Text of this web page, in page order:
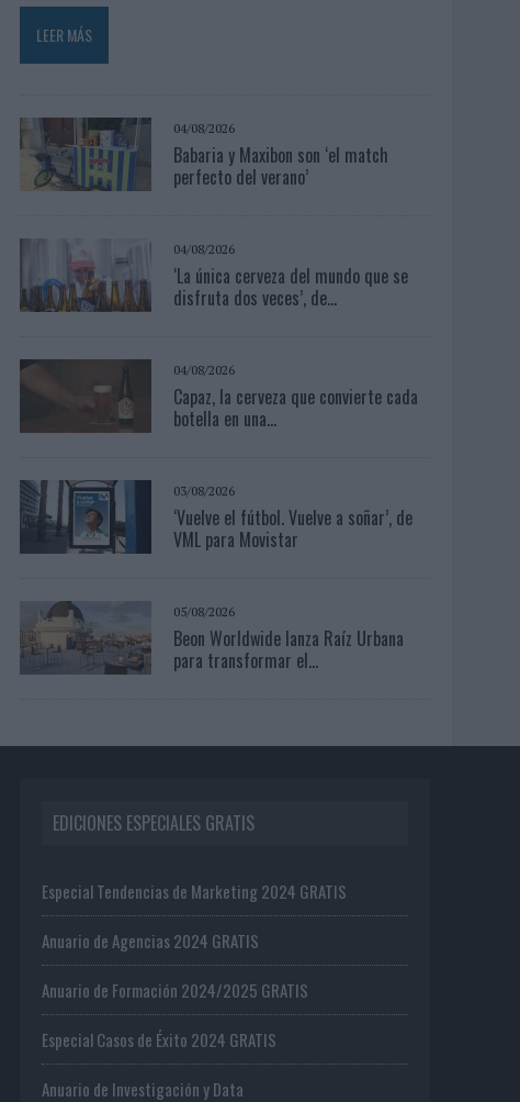
LEER MÁS
04/08/2026
Babaria y Maxibon son ‘el match
perfecto del verano’
04/08/2026
‘La única cerveza del mundo que se
disfruta dos veces’, de...
04/08/2026
Capaz, la cerveza que convierte cada
botella en una...
03/08/2026
‘Vuelve el fútbol. Vuelve a soñar’, de
VML para Movistar
05/08/2026
Beon Worldwide lanza Raíz Urbana
para transformar el...
EDICIONES ESPECIALES GRATIS
Especial Tendencias de Marketing 2024 GRATIS
Anuario de Agencias 2024 GRATIS
Anuario de Formación 2024/2025 GRATIS
Especial Casos de Éxito 2024 GRATIS
Anuario de Investigación y Data